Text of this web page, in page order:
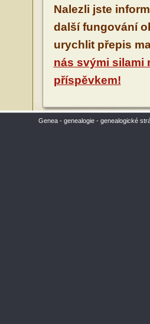
Nalezli jste
další fungování
urychlit přepis
nás svými silami
příspěvkem!
Genea - genealogie - genealogické